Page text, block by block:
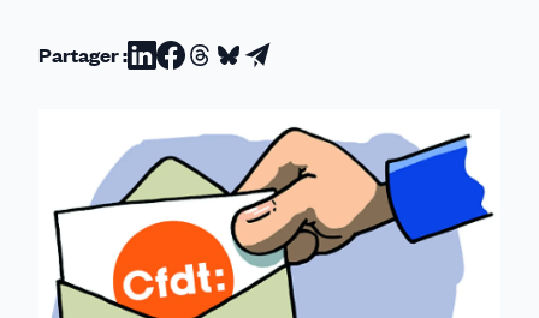
Partager :Partager
Linkedin
Partager
Facebook
Partager
Threads
Partager
Bluesky
Partager
email